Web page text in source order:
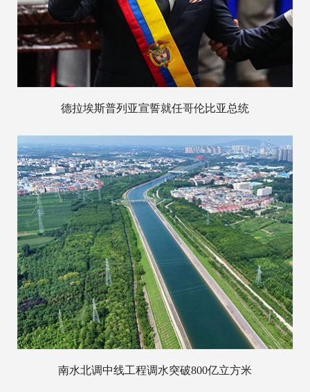
德拉埃斯普列亚宣誓就任哥伦比亚总统
南水北调中线工程调水突破800亿立方米